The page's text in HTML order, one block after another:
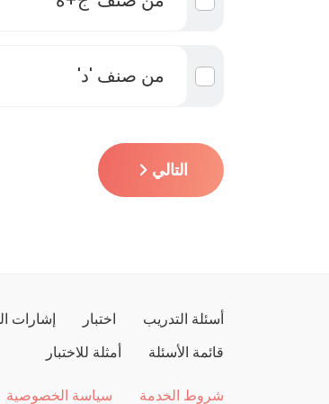
من صنف 'د'
التالي
أسئلة التدريب اختبار إشارات
قائمة الأسئلة
أمثلة للاختبار
شروط الخدمة سياسة الخصوصية